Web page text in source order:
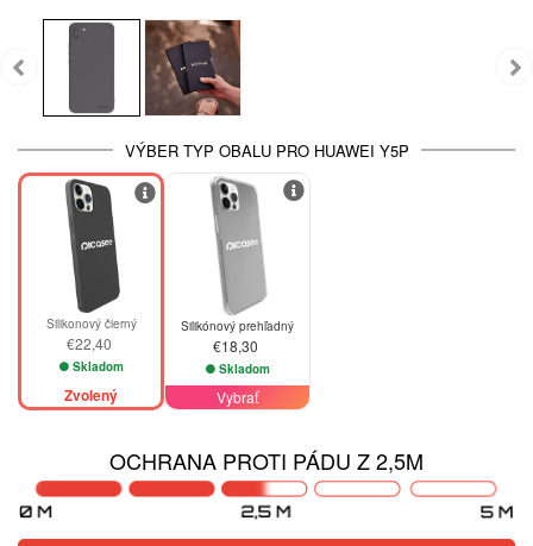
VÝBER TYP OBALU PRO HUAWEI Y5P
Silikonový čierný
€22,40
Skladom
Zvolený
Silikónový prehľadný
€18,30
Skladom
Vybrať
OCHRANA PROTI PÁDU Z 2,5M